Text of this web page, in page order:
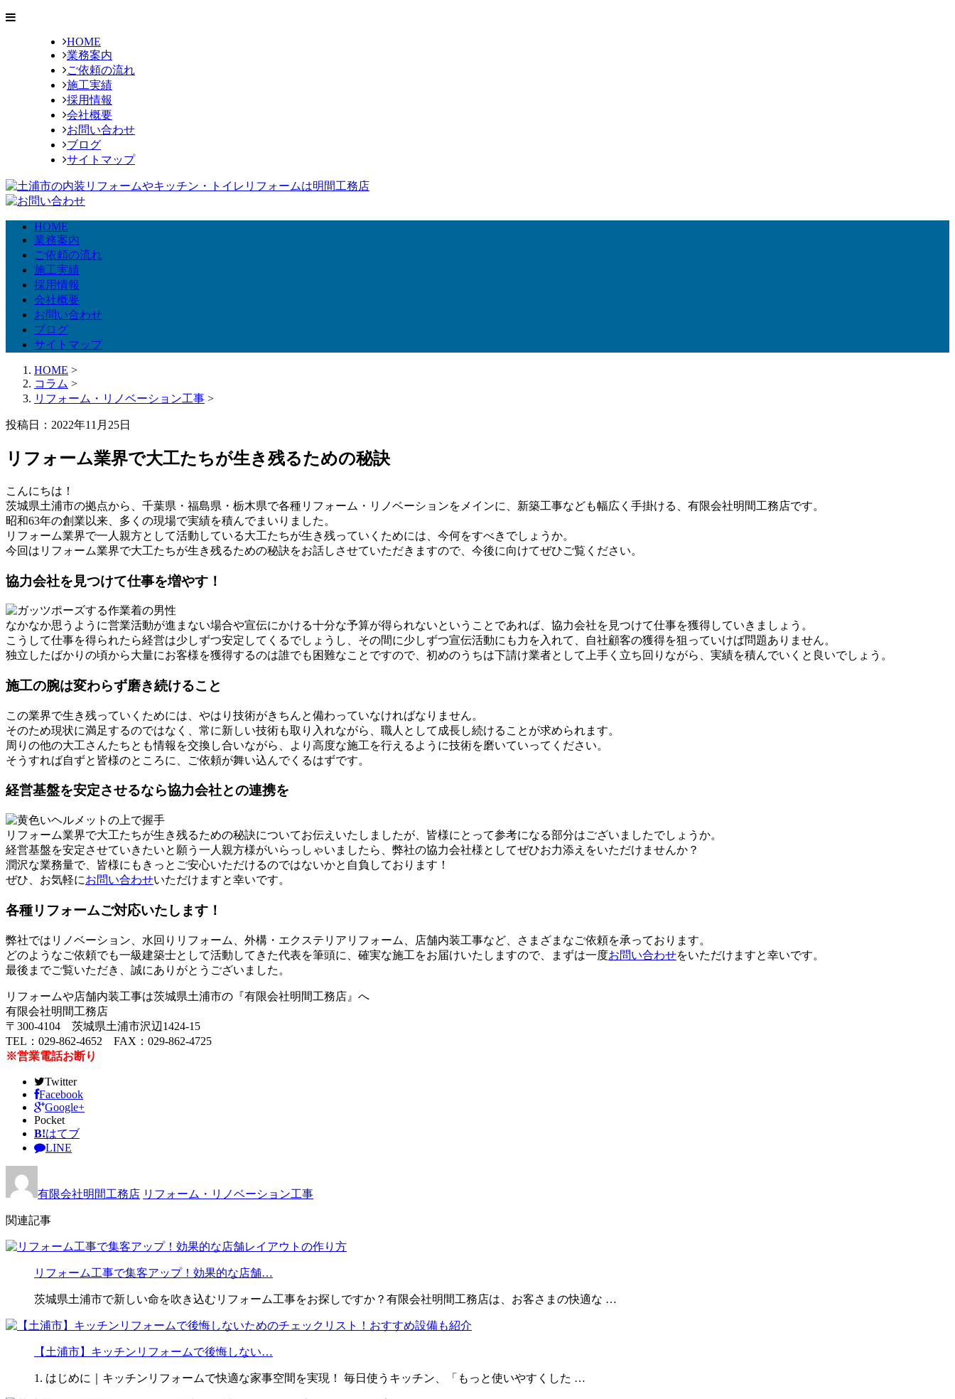
HOME
業務案内
ご依頼の流れ
施工実績
採用情報
会社概要
お問い合わせ
ブログ
サイトマップ
HOME
業務案内
ご依頼の流れ
施工実績
採用情報
会社概要
お問い合わせ
ブログ
サイトマップ
HOME >
コラム >
リフォーム・リノベーション工事 >
投稿日：2022年11月25日
リフォーム業界で大工たちが生き残るための秘訣
こんにちは！
茨城県土浦市の拠点から、千葉県・福島県・栃木県で各種リフォーム・リノベーションをメインに、新築工事なども幅広く手掛ける、有限会社明間工務店です。
昭和63年の創業以来、多くの現場で実績を積んでまいりました。
リフォーム業界で一人親方として活動している大工たちが生き残っていくためには、今何をすべきでしょうか。
今回はリフォーム業界で大工たちが生き残るための秘訣をお話しさせていただきますので、今後に向けてぜひご覧ください。
協力会社を見つけて仕事を増やす！
なかなか思うように営業活動が進まない場合や宣伝にかける十分な予算が得られないということであれば、協力会社を見つけて仕事を獲得していきましょう。
こうして仕事を得られたら経営は少しずつ安定してくるでしょうし、その間に少しずつ宣伝活動にも力を入れて、自社顧客の獲得を狙っていけば問題ありません。
独立したばかりの頃から大量にお客様を獲得するのは誰でも困難なことですので、初めのうちは下請け業者として上手く立ち回りながら、実績を積んでいくと良いでしょう。
施工の腕は変わらず磨き続けること
この業界で生き残っていくためには、やはり技術がきちんと備わっていなければなりません。
そのため現状に満足するのではなく、常に新しい技術も取り入れながら、職人として成長し続けることが求められます。
周りの他の大工さんたちとも情報を交換し合いながら、より高度な施工を行えるように技術を磨いていってください。
そうすれば自ずと皆様のところに、ご依頼が舞い込んでくるはずです。
経営基盤を安定させるなら協力会社との連携を
リフォーム業界で大工たちが生き残るための秘訣についてお伝えいたしましたが、皆様にとって参考になる部分はございましたでしょうか。
経営基盤を安定させていきたいと願う一人親方様がいらっしゃいましたら、弊社の協力会社様としてぜひお力添えをいただけませんか？
潤沢な業務量で、皆様にもきっとご安心いただけるのではないかと自負しております！
ぜひ、お気軽にお問い合わせいただけますと幸いです。
各種リフォームご対応いたします！
弊社ではリノベーション、水回りリフォーム、外構・エクステリアリフォーム、店舗内装工事など、さまざまなご依頼を承っております。
どのようなご依頼でも一級建築士として活動してきた代表を筆頭に、確実な施工をお届けいたしますので、まずは一度お問い合わせをいただけますと幸いです。
最後までご覧いただき、誠にありがとうございました。
リフォームや店舗内装工事は茨城県土浦市の『有限会社明間工務店』へ
有限会社明間工務店
〒300-4104 茨城県土浦市沢辺1424-15
TEL：029-862-4652 FAX：029-862-4725
※営業電話お断り
Twitter
Facebook
Google+
Pocket
B!はてブ
LINE
有限会社明間工務店 リフォーム・リノベーション工事
関連記事
リフォーム工事で集客アップ！効果的な店舗…
茨城県土浦市で新しい命を吹き込むリフォーム工事をお探しですか？有限会社明間工務店は、お客さまの快適な …
【土浦市】キッチンリフォームで後悔しない…
1. はじめに｜キッチンリフォームで快適な家事空間を実現！ 毎日使うキッチン、「もっと使いやすくした …